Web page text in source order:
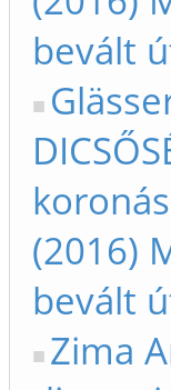
bevált
(2016)
bevált
Zima